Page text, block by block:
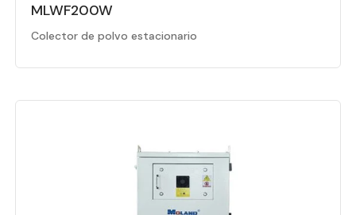
MLWF200W
Colector de polvo estacionario